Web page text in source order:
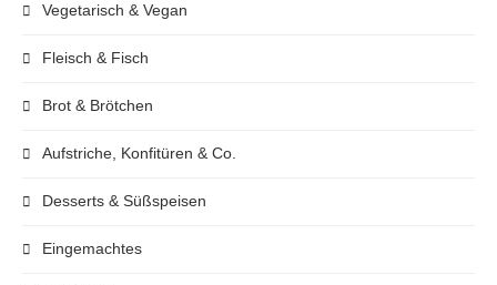
Vegetarisch & Vegan
Fleisch & Fisch
Brot & Brötchen
Aufstriche, Konfitüren & Co.
Desserts & Süßspeisen
Eingemachtes